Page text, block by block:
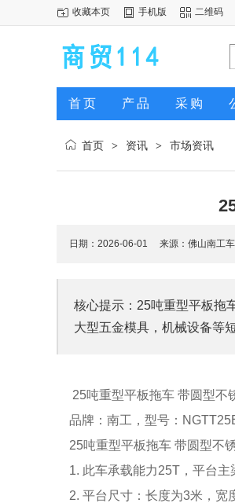
收藏本页 手机版 二维码
首页 产品 采购
首页 > 资讯 > 市场资讯
日期：2026-06-01 来源： 佛山南工
核心提示：25吨重型平板拖
大型五金模具，机械设备等
25吨重型平板拖车 带圆型不
品牌：南工，型号：
25吨重型平板拖车 带圆型不
1. 此车承载能力25T，平台
2. 平台尺寸：长度为3米，宽